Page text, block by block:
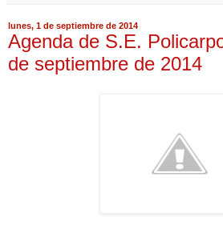
lunes, 1 de septiembre de 2014
Agenda de S.E.
de septiembre de 2014